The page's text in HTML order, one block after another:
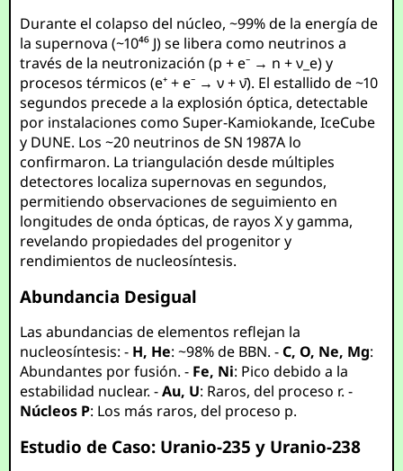
Durante el colapso del núcleo, ~99% de la energía de
la supernova (~10⁴⁶ J) se libera como neutrinos a
través de la neutronización (p + e⁻ → n + ν_e) y
procesos térmicos (e⁺ + e⁻ → ν + ν̄). El estallido de ~10
segundos precede a la explosión óptica, detectable
por instalaciones como Super-Kamiokande, IceCube
y DUNE. Los ~20 neutrinos de SN 1987A lo
confirmaron. La triangulación desde múltiples
detectores localiza supernovas en segundos,
permitiendo observaciones de seguimiento en
longitudes de onda ópticas, de rayos X y gamma,
revelando propiedades del progenitor y
rendimientos de nucleosíntesis.
Abundancia Desigual
Las abundancias de elementos reflejan la
nucleosíntesis: - H, He: ~98% de BBN. -C, O, Ne, Mg:
Abundantes por fusión. - Fe, Ni: Pico debido a la
estabilidad nuclear. -Au, U: Raros, del proceso r. -
Núcleos P: Los más raros, del proceso p.
Estudio de Caso: Uranio-235 y Uranio-238